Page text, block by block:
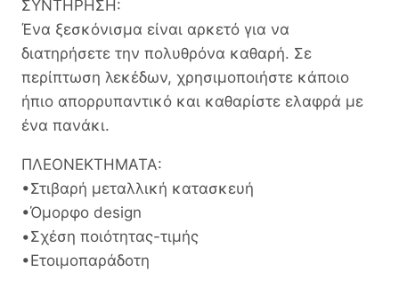
ΣΥΝΤΗΡΗΣΗ:
Ένα ξεσκόνισμα είναι αρκετό για να
διατηρήσετε την πολυθρόνα καθαρή. Σε
περίπτωση λεκέδων, χρησιμοποιήστε κάποιο
ήπιο απορρυπαντικό και καθαρίστε ελαφρά με
ένα πανάκι.
ΠΛΕΟΝΕΚΤΗΜΑΤΑ:
•Στιβαρή μεταλλική κατασκευή
•Όμορφο design
•Σχέση ποιότητας-τιμής
•Ετοιμοπαράδοτη